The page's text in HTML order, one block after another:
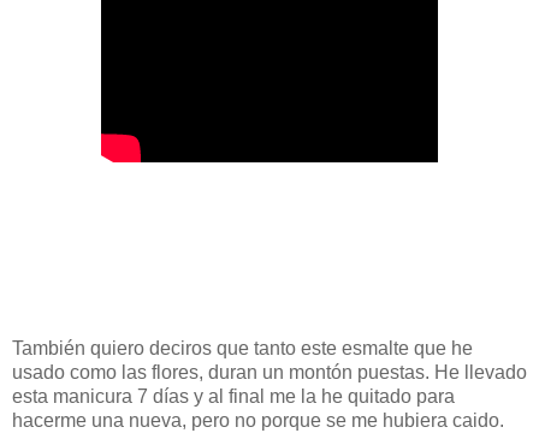
También quiero deciros que tanto este esmalte que he
usado como las flores, duran un montón puestas. He llevado
esta manicura 7 días y al final me la he quitado para
hacerme una nueva, pero no porque se me hubiera caido.